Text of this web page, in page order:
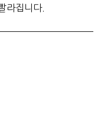
라집니다.